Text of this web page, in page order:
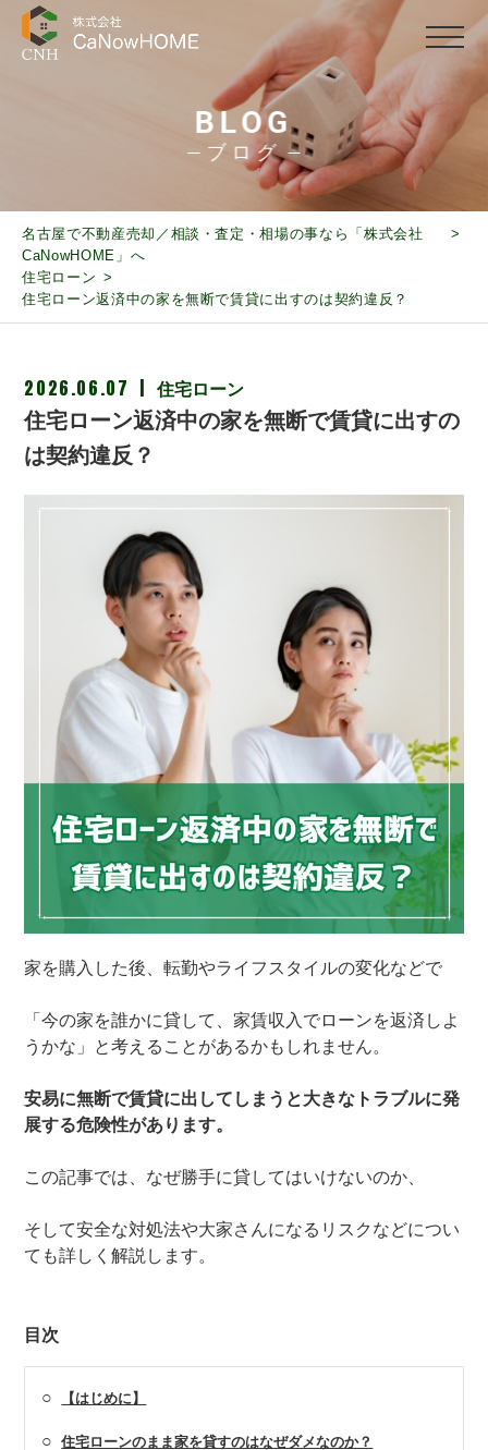
BLOG
ブログ
名古屋で不動産売却／相談・査定・相場の事なら「株式会社
CaNowHOME」へ
住宅ローン
住宅ローン返済中の家を無断で賃貸に出すのは契約違反？
2026.06.07 住宅ローン
住宅ローン返済中の家を無断で賃貸に出すの
は契約違反？
家を購入した後、転勤やライフスタイルの変化などで
「今の家を誰かに貸して、家賃収入でローンを返済しよ
うかな」と考えることがあるかもしれません。
安易に無断で賃貸に出してしまうと大きなトラブルに発
展する危険性があります。
この記事では、なぜ勝手に貸してはいけないのか、
そして安全な対処法や大家さんになるリスクなどについ
ても詳しく解説します。
目次
○ 【はじめに】
○住宅ローンのまま家を貸すのはなぜダメなのか？